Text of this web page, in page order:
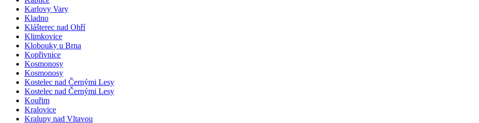
Karlovy Vary
Kladno
Klášterec nad Ohří
Klimkovice
Klobouky u Brna
Kopřivnice
Kosmonosy
Kosmonosy
Kostelec nad Černými Lesy
Kostelec nad Černými Lesy
Kouřim
Kralovice
Kralupy nad Vltavou